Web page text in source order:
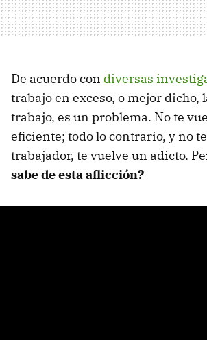
De acuerdo con diversas
trabajo en exceso, o mejor dicho,
trabajo, es un problema. No te
eficiente; todo lo contrario, y no
trabajador, te vuelve un adicto.
sabe de esta aflicción?